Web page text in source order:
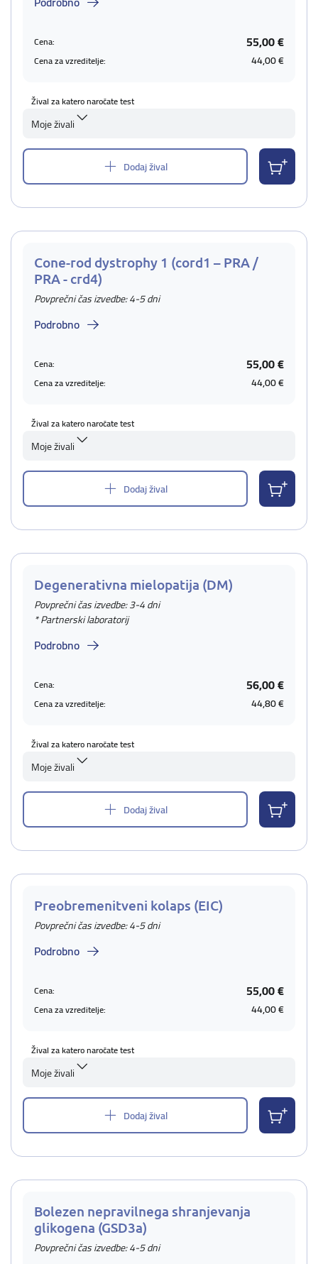
Cena: 55,00 €
Cena za vzreditelje: 44,00 €
Žival za katero naročate test
Moje živali
Dodaj žival
Cone-rod dystrophy 1 (cord1 – PRA /
PRA - crd4)
Povprečni čas izvedbe: 4-5 dni
Podrobno
Cena: 55,00 €
Cena za vzreditelje: 44,00 €
Žival za katero naročate test
Moje živali
Dodaj žival
Degenerativna mielopatija (DM)
Povprečni čas izvedbe: 3-4 dni
* Partnerski laboratorij
Podrobno
Cena: 56,00 €
Cena za vzreditelje: 44,80 €
Žival za katero naročate test
Moje živali
Dodaj žival
Preobremenitveni kolaps (EIC)
Povprečni čas izvedbe: 4-5 dni
Podrobno
Cena: 55,00 €
Cena za vzreditelje: 44,00 €
Žival za katero naročate test
Moje živali
Dodaj žival
Bolezen nepravilnega shranjevanja
glikogena (GSD3a)
Povprečni čas izvedbe: 4-5 dni